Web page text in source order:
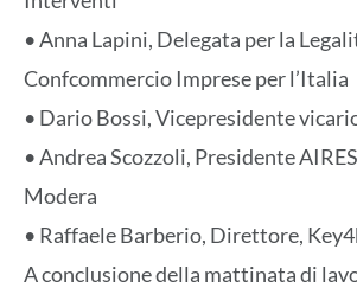
• Anna Lapini, Delegata per la
Confcommercio Imprese per l’Italia
• Dario Bossi, Vicepresidente
• Andrea Scozzoli, Presidente AIRES
Modera
• Raffaele Barberio, Direttore,
A conclusione della mattinata di